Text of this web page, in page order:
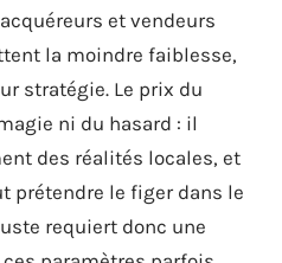
et vendeurs
la moindre faiblesse,
stratégie. Le prix du
ni du hasard : il
des réalités locales, et
prétendre le figer dans le
requiert donc une